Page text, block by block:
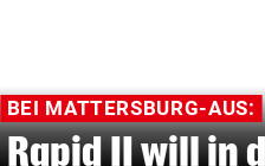
BEI MATTERSBURG-AUS:
Rapid II will in